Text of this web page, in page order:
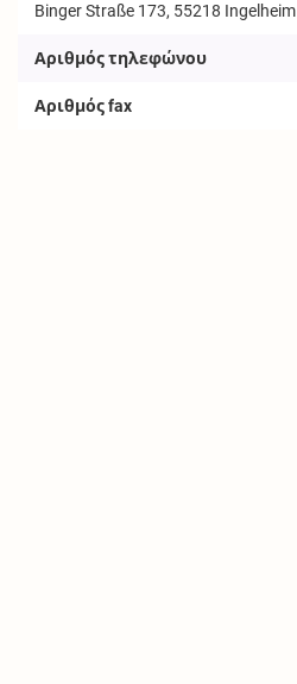
Binger Straße 173, 55218
Αριθμός τηλεφώνου
Αριθμός fax